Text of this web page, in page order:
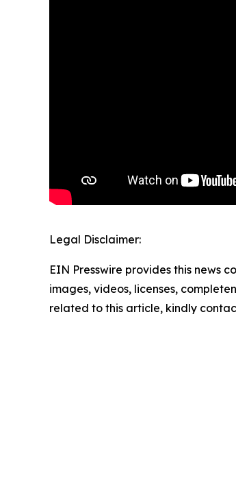
Legal Disclaimer:
EIN Presswire provides this news
images, videos, licenses,
related to this article, kindly